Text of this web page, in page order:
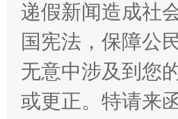
习近平的博鳌关键词
递假新闻造成社
国宪法，保障公
无意中涉及到您
或更正。特请来